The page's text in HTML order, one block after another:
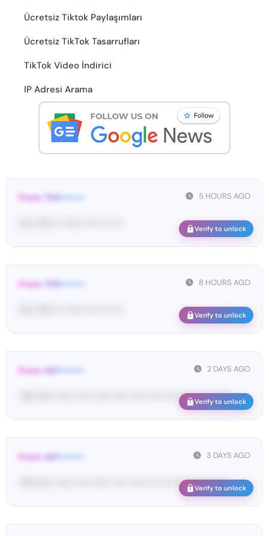
Ücretsiz Tiktok Paylaşımları
Ücretsiz TikTok Tasarrufları
TikTok Video İndirici
IP Adresi Arama
5 HOURS AGO
From: THX••••••••
Verify to unlock
8 HOURS AGO
From: THX••••••••
Verify to unlock
2 DAYS AGO
From: 447••••••••
<#• Yo•• •••••• ••••• •••••• ••••• ••••• •••• •••• •••• •••••• ••••••
Verify to unlock
3 DAYS AGO
From: 447••••••••
<#• Yo•• •••••• ••••• •••••• ••••• ••••• •••• •••• •••• •••••• ••••••
Verify to unlock